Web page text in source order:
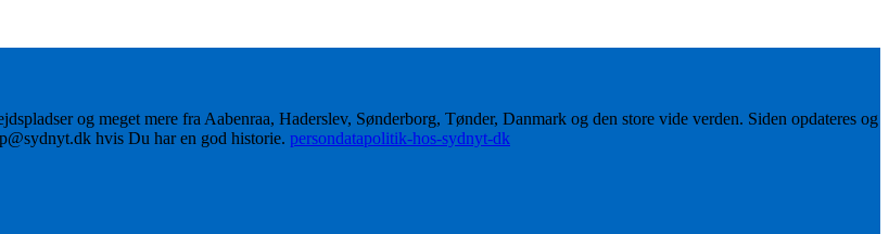
og meget mere fra Aabenraa, Haderslev, Sønderborg, Tønder, Danmark og den store vide verden. Siden opdateres og
hvis Du har en god historie. persondatapolitik-hos-sydnyt-dk